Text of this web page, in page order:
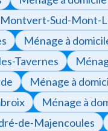
Montvert-Sud-Mont-
Ménage à
Tavernes
Ménage à
Ménage à
de-Majencoules